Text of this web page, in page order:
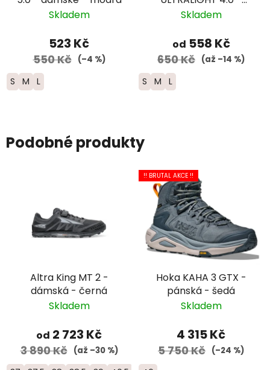
Skladem
523 Kč
550 Kč (–4 %)
S M L
dámské –
Skladem
od 558 Kč
650 Kč (až –14 %)
S M L
Podobné produkty
Altra King MT 2 -
dámská - černá
Skladem
od 2 723 Kč
3 890 Kč (až –30 %)
!! BRUTAL AKCE !!
Hoka KAHA 3 GTX -
pánská - šedá
Skladem
4 315 Kč
5 750 Kč (–24 %)